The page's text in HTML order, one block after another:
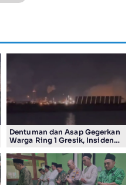
Dentuman dan Asap Gegerkan
Warga Ring 1 Gresik, Insiden
Smelting